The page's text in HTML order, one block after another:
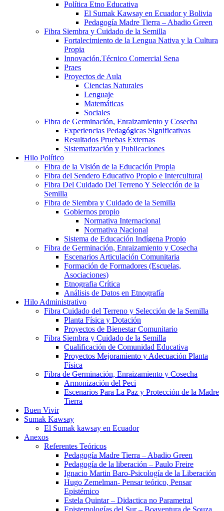
Política Etno Educativa
El Sumak Kawsay en Ecuador y Bolivia
Pedagogía Madre Tierra – Abadio Green
Fibra Siembra y Cuidado de la Semilla
Fortalecimiento de la Lengua Nativa y la Cultura
Propia
Innovación.Técnico Comercial Sena
Praes
Proyectos de Aula
Ciencias Naturales
Lenguaje
Matemáticas
Sociales
Fibra de Germinación, Enraizamiento y Cosecha
Experiencias Pedagógicas Significativas
Resultados Pruebas Externas
Sistematización y Publicaciones
Hilo Político
Fibra de la Visión de la Educación Propia
Fibra del Sendero Educativo Propio e Intercultural
Fibra Del Cuidado Del Terreno Y Selección de la
Semilla
Fibra de Siembra y Cuidado de la Semilla
Gobiernos propio
Normativa Internacional
Normativa Nacional
Sistema de Educación Indígena Propio
Fibra de Germinación, Enraizamiento y Cosecha
Escenarios Articulación Comunitaria
Formación de Formadores (Escuelas,
Asociaciones)
Etnografia Crítica
Análisis de Datos en Etnografía
Hilo Administrativo
Fibra Cuidado del Terreno y Selección de la Semilla
Planta Física y Dotación
Proyectos de Bienestar Comunitario
Fibra Siembra y Cuidado de la Semilla
Cualificación de Comunidad Educativa
Proyectos Mejoramiento y Adecuación Planta
Física
Fibra de Germinación, Enraizamiento y Cosecha
Armonización del Peci
Escenarios Para La Paz y Protección de la Madre
Tierra
Buen Vivir
Sumak Kawsay
El Sumak kawsay en Ecuador
Anexos
Referentes Teóricos
Pedagogía Madre Tierra – Abadio Green
Pedagogía de la liberación – Paulo Freire
Ignacio Martin Baro-Psicología de la Liberación
Hugo Zemelman- Pensar teórico, Pensar
Epistémico
Estela Quintar – Didactica no Parametral
Epistemologías del Sur – Boaventura de Souza